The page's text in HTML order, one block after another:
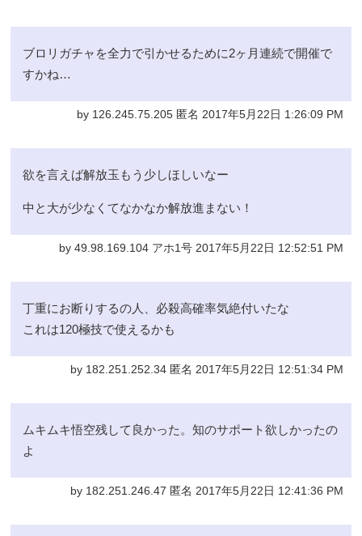
ブロリガチャを全力で引かせるために2ヶ月連続で開催で
すかね…
by 126.245.75.205 匿名 2017年5月22日 1:26:09 PM
欲を言えば解放玉もう少しほしいなー
中と大が少なくてなかなか解放進まない！
by 49.98.169.104 アホ1号 2017年5月22日 12:52:51 PM
丁重にお断りするの人、必殺高確率気絶付いたな
これは120極技で使えるかも
by 182.251.252.34 匿名 2017年5月22日 12:51:34 PM
ムキムキ悟空残して良かった。知のサポート欲しかったの
よ
by 182.251.246.47 匿名 2017年5月22日 12:41:36 PM